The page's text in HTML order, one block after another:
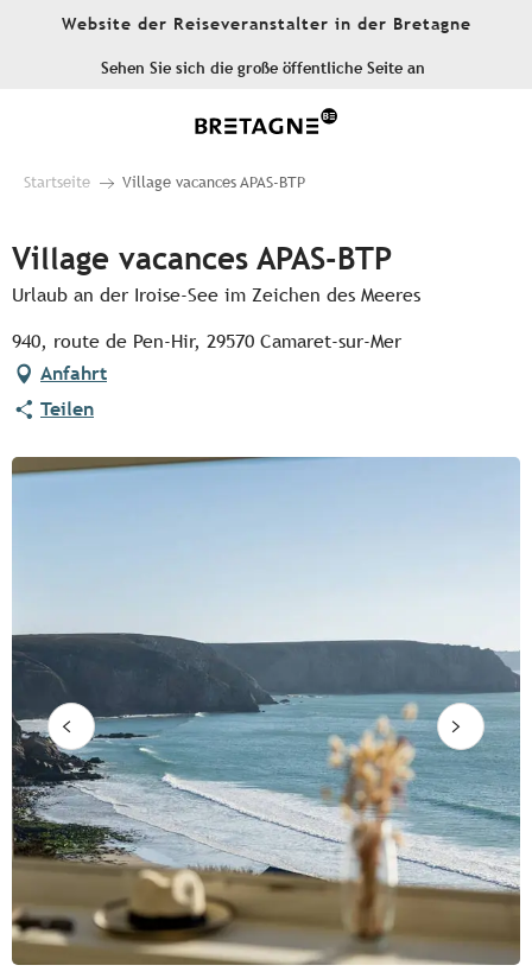
Website der Reiseveranstalter in der Bretagne
Sehen Sie sich die große öffentliche Seite an
Startseite Village vacances APAS-BTP
Village vacances APAS-BTP
Urlaub an der Iroise-See im Zeichen des Meeres
940, route de Pen-Hir, 29570 Camaret-sur-Mer
Anfahrt
Teilen